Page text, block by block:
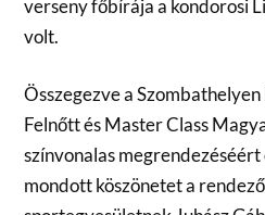
verseny főbírája a kondorosi
volt.
Összegezve a
Felnőtt és Master Class
színvonalas
mondott köszönetet a